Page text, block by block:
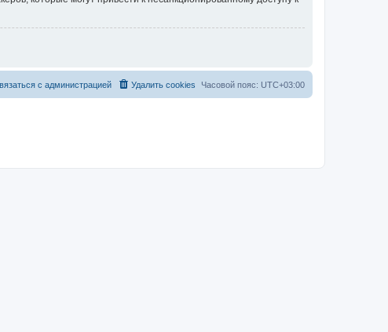
Часовой пояс: UTC+03:00
Удалить cookies
с администрацией